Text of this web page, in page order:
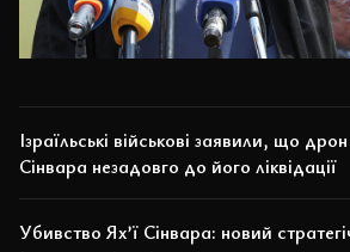
Ізраїльські військові заявили, що
Сінвара незадовго до його ліквідації
Убивство Ях’ї Сінвара: новий